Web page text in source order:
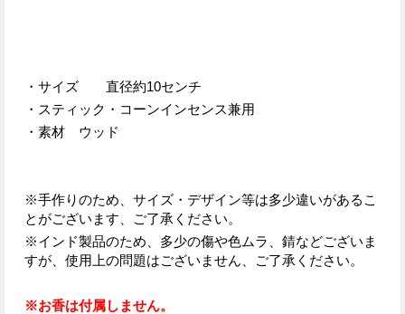
・サイズ 直径約10センチ
・スティック・コーンインセンス兼用
・素材 ウッド
※手作りのため、サイズ・デザイン等は多少違いがあるこ
とがございます、ご了承ください。
※インド製品のため、多少の傷や色ムラ、錆などございま
すが、使用上の問題はございません、ご了承ください。
※お香は付属しません。